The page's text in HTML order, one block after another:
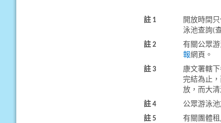
註 1
開放時間
泳池查詢(
註 2
有關公眾
報網頁。
註 3
康文署轄
完結為止
放，而大
註 4
公眾游泳
註 5
有關團體